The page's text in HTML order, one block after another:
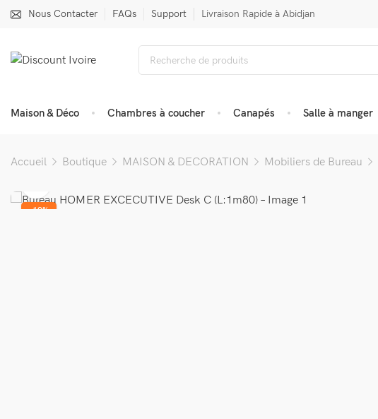
Nous Contacter FAQs Support Livraison Rapide à Abidjan
Maison & Déco Chambres à coucher Canapés Salle à manger
Accueil Boutique MAISON & DECORATION Mobiliers de Bureau
-19%